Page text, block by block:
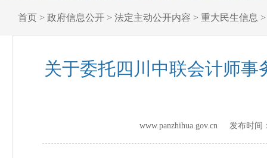
首页 > 政府信息公开 > 法定主动公开内容 > 重大民生信息
关于委托四川中联会计师事
www.panzhihua.gov.cn 发布时间